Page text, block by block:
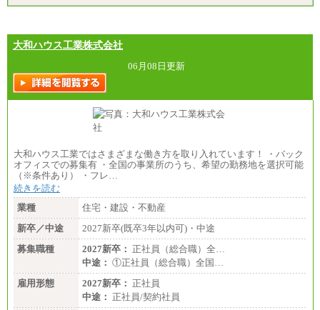
※拠点型職員、特定職員の給与は、生活の拠点が定
す。
中途：
全職種共通
月給制
226,600円～390,100円（勤務地域等により異なりま
す）
・ご経験やスキルを考慮し、選考の中で決定いたし
ます。
・試用期間中も同額支給します。
大和ハウス工業株式会社
06月08日更新
大和ハウス工業ではさまざまな働き方を取り入れています！ ・バック
オフィスでの募集有 ・全国の事業所のうち、希望の勤務地を選択可能
（※条件あり） ・フレ…
続きを読む
業種
住宅・建設・不動産
新卒／中途
2027新卒(既卒3年以内可)・中途
募集職種
2027新卒： 正社員（総合職）全…
中途： ①正社員（総合職）全国…
雇用形態
2027新卒： 正社員
中途： 正社員/契約社員